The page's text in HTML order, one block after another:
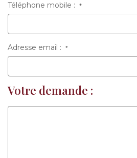
Téléphone mobile : *
Adresse email : *
Votre demande :